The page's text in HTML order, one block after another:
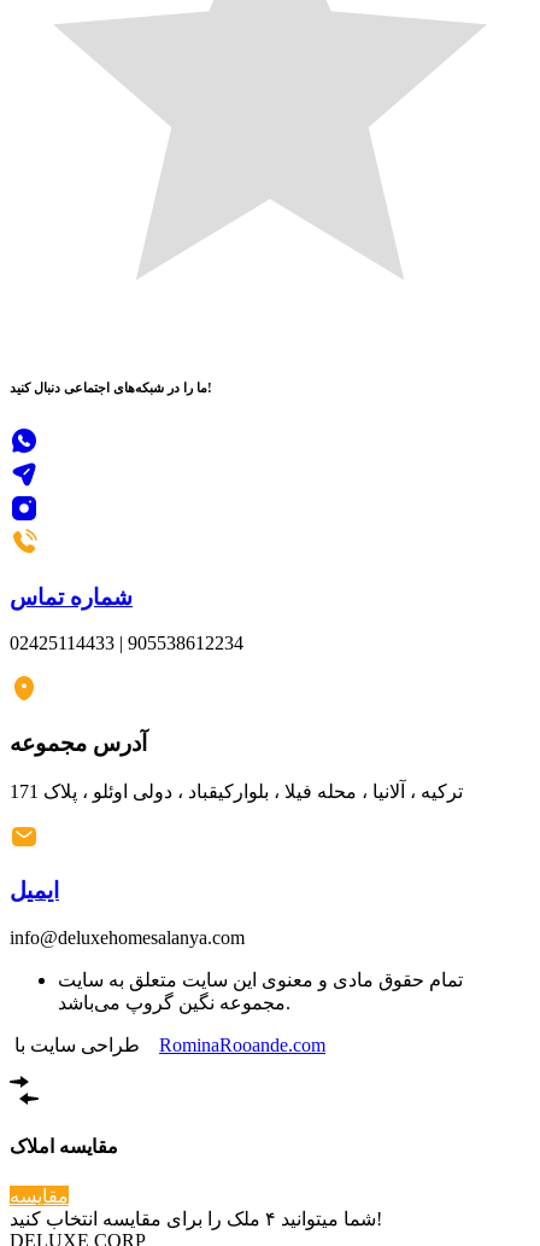
ما را در شبکه‌های اجتماعی دنبال کنید!
شماره تماس
02425114433 | 905538612234
آدرس مجموعه
ایمیل
info@deluxehomesalanya.com
تمام حقوق مادی و معنوی این سایت متعلق به سایت
مجموعه نگین گروپ می‌باشد.
RominaRooande.com
مقایسه املاک
مقایسه
شما میتوانید ۴ ملک را برای مقایسه انتخاب کنید!
DELUXE CORP